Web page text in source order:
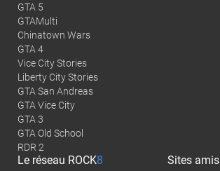
GTA 5
GTAMulti
Chinatown Wars
GTA 4
Vice City Stories
Liberty City Stories
GTA San Andreas
GTA Vice City
GTA 3
GTA Old School
RDR 2
Le réseau ROCK8 Sites amis